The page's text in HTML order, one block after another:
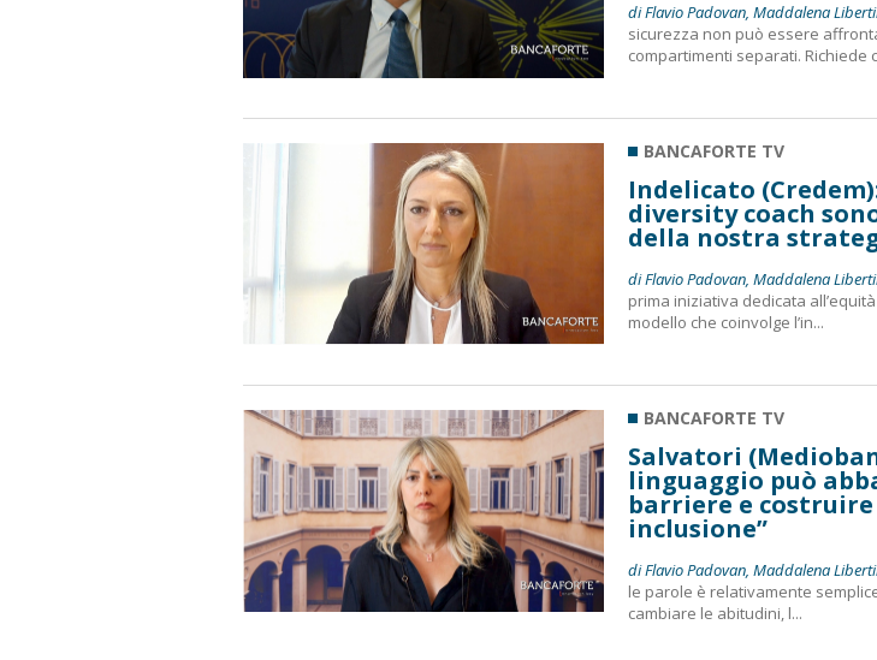
di Flavio Padovan, Maddalena
sicurezza non può essere
compartimenti separati. Richiede
BANCAFORTE TV
Indelicato
diversity coach
della nostra
di Flavio Padovan, Maddalena
prima iniziativa dedicata
modello che coinvolge l’in...
BANCAFORTE TV
Salvatori
linguaggio può
barriere e costruire
inclusione”
di Flavio Padovan, Maddalena
le parole è relativamente
cambiare le abitudini, l...